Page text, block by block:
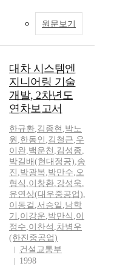
원문보기
대차 시스템엔
지니어링 기술
개발, 2차년도
연차보고서
한규환,김종현 ,박노
원 ,한동인 ,김철근,우
이완,백운천 ,김성종,
박길배(현대정공),송
진 ,박광복,박만수,오
형식 ,이창환,강성욱,
유연상(대우중공업),
이동걸 ,서승일 ,남학
기 ,이강운,박만식 ,이
정수,이찬석 ,차병우
(한진중공업)
건설교통부
1998